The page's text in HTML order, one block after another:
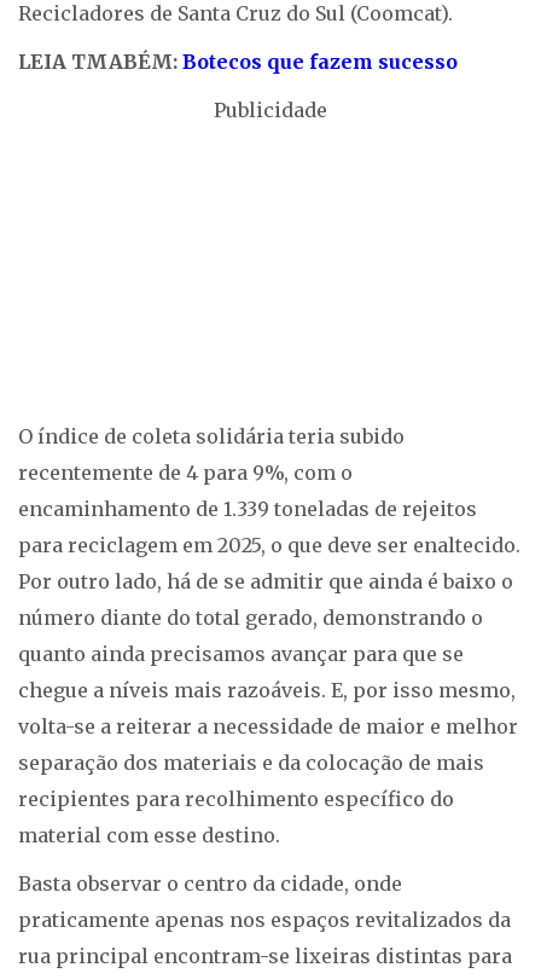
Recicladores de Santa Cruz do Sul (Coomcat).
LEIA TMABÉM: Botecos que fazem sucesso
Publicidade
O índice de coleta solidária teria subido
recentemente de 4 para 9%, com o
encaminhamento de 1.339 toneladas de rejeitos
para reciclagem em 2025, o que deve ser enaltecido.
Por outro lado, há de se admitir que ainda é baixo o
número diante do total gerado, demonstrando o
quanto ainda precisamos avançar para que se
chegue a níveis mais razoáveis. E, por isso mesmo,
volta-se a reiterar a necessidade de maior e melhor
separação dos materiais e da colocação de mais
recipientes para recolhimento específico do
material com esse destino.
Basta observar o centro da cidade, onde
praticamente apenas nos espaços revitalizados da
rua principal encontram-se lixeiras distintas para